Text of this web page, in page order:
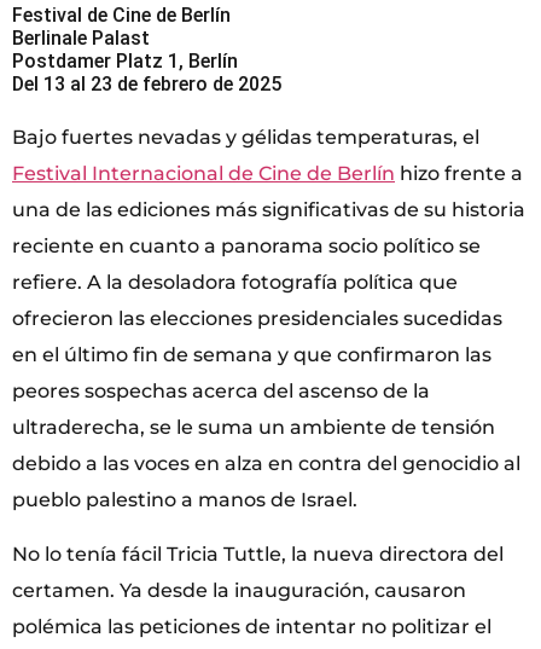
Festival de Cine de Berlín
Berlinale Palast
Postdamer Platz 1, Berlín
Del 13 al 23 de febrero de 2025
Bajo fuertes nevadas y gélidas temperaturas, el
Festival Internacional de Cine de Berlín hizo frente a
una de las ediciones más significativas de su historia
reciente en cuanto a panorama socio político se
refiere. A la desoladora fotografía política que
ofrecieron las elecciones presidenciales sucedidas
en el último fin de semana y que confirmaron las
peores sospechas acerca del ascenso de la
ultraderecha, se le suma un ambiente de tensión
debido a las voces en alza en contra del genocidio al
pueblo palestino a manos de Israel.
No lo tenía fácil Tricia Tuttle, la nueva directora del
certamen. Ya desde la inauguración, causaron
polémica las peticiones de intentar no politizar el